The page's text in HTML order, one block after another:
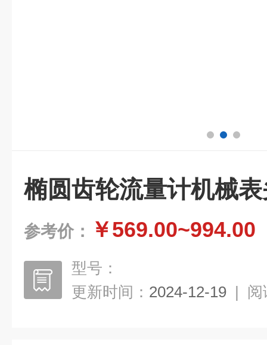
椭圆齿轮流量计机械
参考价： ￥569.00~994.00
型号：
更新时间： 2024-12-19 | 阅